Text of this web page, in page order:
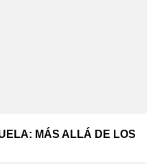
MÁS ALLÁ DE LOS